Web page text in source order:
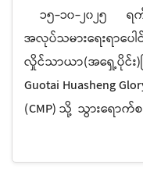
၁၅-၁၀-၂၀၂၅ ရ
အလုပ်သမားရေးရာပ
လှိုင်သာယာ(အရှေ့ပိုင်း
Guotai Huasheng
(CMP) သို့ သွားရောက်